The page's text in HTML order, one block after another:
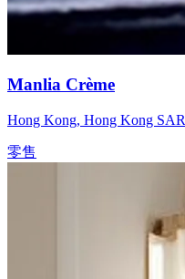
Manlia Crème
Hong Kong, Hong Kong SAR
零售